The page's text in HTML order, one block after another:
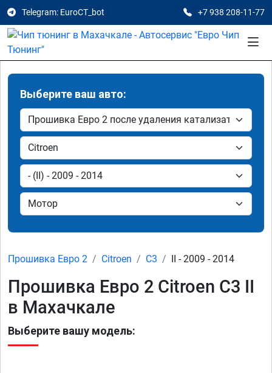
Telegram: EuroCT_bot +7 938 208-11-77
Выберите ваш авто:
Прошивка Евро 2 Citroen C3 II - 2009 - 2014
Прошивка Евро 2 Citroen C3 II
в Махачкале
Выберите вашу модель: